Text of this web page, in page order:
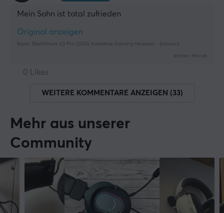
Mein Sohn ist total zufrieden
Original anzeigen
Razer BlackShark V2 Pro (2023) Kabellose Gaming-Headset - Schwarz
letzten Monat
0 Likes
WEITERE KOMMENTARE ANZEIGEN (33)
Mehr aus unserer
Community